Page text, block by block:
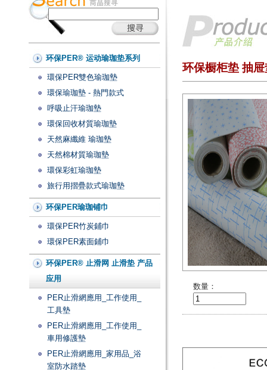
环保PER® 运动瑜珈垫系列
環保PER雙色瑜珈墊
環保瑜珈墊 - 熱門款式
呼吸止汗瑜珈墊
環保回收材質瑜珈墊
天然麻纖維 瑜珈墊
天然棉材質瑜珈墊
環保彩虹瑜珈墊
旅行用摺疊款式瑜珈墊
环保PER瑜珈铺巾
環保PER竹炭鋪巾
環保PER素面鋪巾
环保PER® 止滑网 止滑垫 产品
应用
PER止滑網應用_工作使用_
工具墊
PER止滑網應用_工作使用_
車用修護墊
PER止滑網應用_家用品_浴
室防水踏墊
环保橱柜垫 抽
数量：